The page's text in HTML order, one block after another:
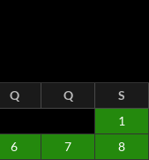
Q Q S
1
6 7 8